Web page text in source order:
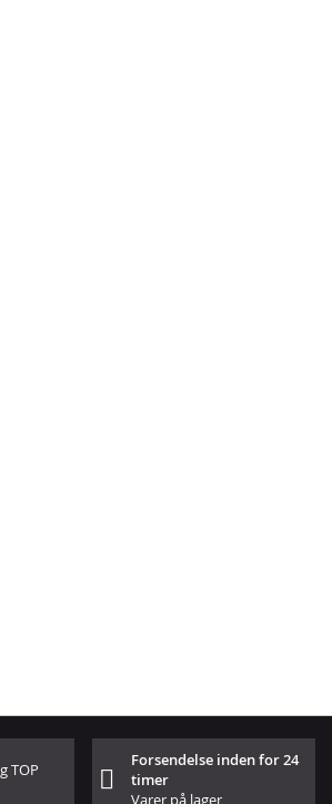
TOP
Forsendelse inden for 24
timer
Varer på lager